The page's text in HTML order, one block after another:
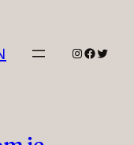
Instagram